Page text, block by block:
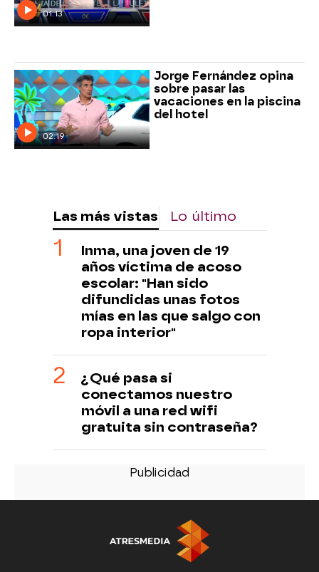
01:13
02:19
Jorge Fernández opina
sobre pasar las
vacaciones en la piscina
del hotel
Las más vistas Lo último
Inma, una joven de 19
años víctima de acoso
escolar: "Han sido
difundidas unas fotos
mías en las que salgo con
ropa interior"
¿Qué pasa si
conectamos nuestro
móvil a una red wifi
gratuita sin contraseña?